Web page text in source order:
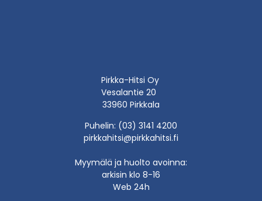
Pirkka-Hitsi Oy
Vesalantie 20
33960 Pirkkala
Puhelin: (03) 3141 4200
pirkkahitsi@pirkkahitsi.fi
Myymälä ja huolto avoinna:
arkisin klo 8-16
Web 24h